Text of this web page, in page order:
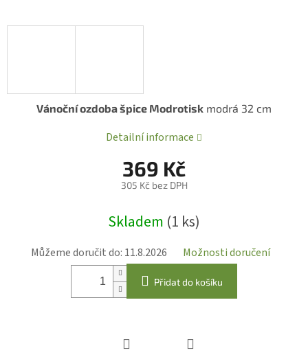
369 Kč
305 Kč bez DPH
cena:
Skladem (1 ks)
Můžeme doručit do: 11.8.2026 Možnosti doručení
Přidat do košíku
Vánoční ozdoba špice Modrotisk modrá 32 cm
Detailní informace